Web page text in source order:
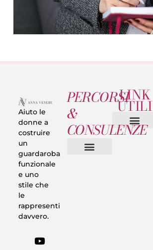
Aiuto le
donne a
costruire
un
guardaroba
funzionale
e uno
stile che
le
rappresenti
davvero.
PERCORSI
&
CONSULENZE
LINK
UTILI